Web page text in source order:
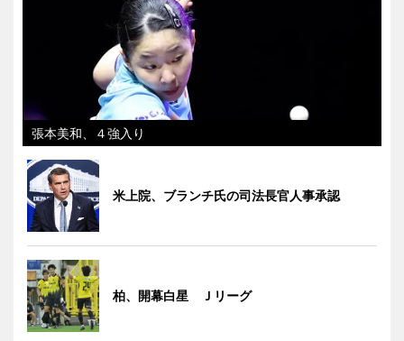
張本美和、４強入り
米上院、ブランチ氏の司法長官人事承認
柏、開幕白星 Ｊリーグ